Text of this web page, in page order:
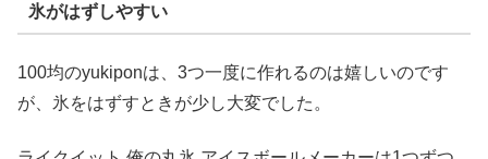
氷がはずしやすい
100均のyukiponは、3つ一度に作れるのは嬉しいのです
が、氷をはずすときが少し大変でした。